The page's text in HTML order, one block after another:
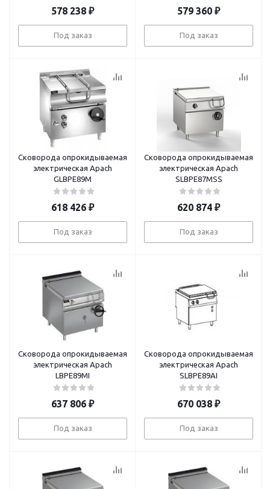
578 238 ₽
Под заказ
579 360 ₽
Под заказ
Сковорода опрокидываемая
электрическая Apach
GLBPE89M
618 426 ₽
Под заказ
Сковорода опрокидываемая
электрическая Apach
SLBPE87MSS
620 874 ₽
Под заказ
Сковорода опрокидываемая
электрическая Apach
LBPE89MI
637 806 ₽
Под заказ
Сковорода опрокидываемая
электрическая Apach
SLBPE89AI
670 038 ₽
Под заказ